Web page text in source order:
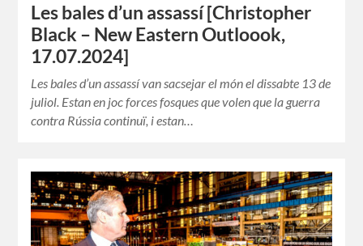
Les bales d’un assassí [Christopher
Black – New Eastern Outloook,
17.07.2024]
Les bales d’un assassí van sacsejar el món el dissabte 13 de
juliol. Estan en joc forces fosques que volen que la guerra
contra Rússia continuï, i estan…